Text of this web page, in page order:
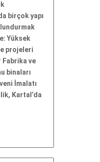
birçok yapı
Yüksek
projeleri
Fabrika ve
binaları
İmalatı
Kartal’da